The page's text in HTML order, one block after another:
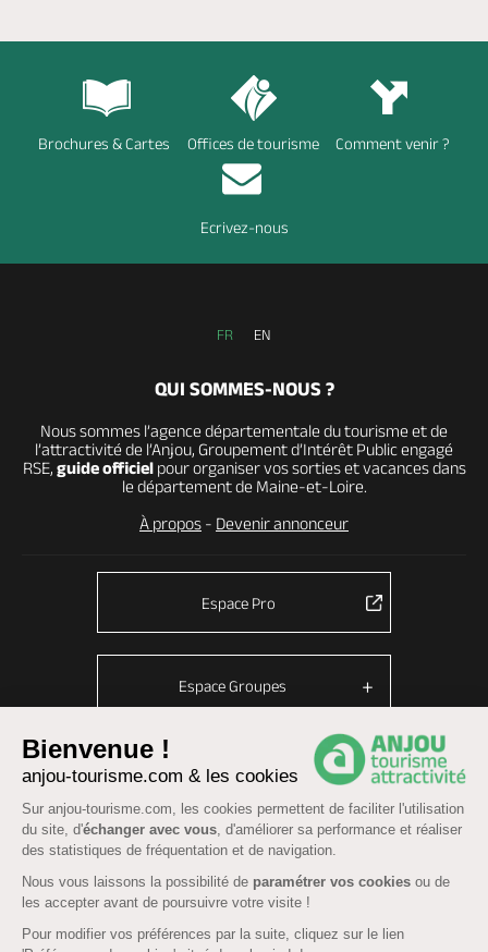
Bienvenue !
anjou-tourisme.com & les cookies
Sur anjou-tourisme.com, les cookies permettent de faciliter l'utilisation
du site, d'échanger avec vous, d'améliorer sa performance et réaliser
des statistiques de fréquentation et de navigation.
Nous vous laissons la possibilité de paramétrer vos cookies ou de
les accepter avant de poursuivre votre visite !
Pour modifier vos préférences par la suite, cliquez sur le lien
Brochures & Cartes Offices de tourisme Comment venir ?
Ecrivez-nous
FR EN
QUI SOMMES-NOUS ?
Nous sommes l’agence départementale du tourisme et de
l’attractivité de l’Anjou, Groupement d’Intérêt Public engagé
RSE, guide officielpour organiser vos sorties et vacances dans
le département de Maine-et-Loire.
À propos - Devenir annonceur
Espace Pro
Espace Groupes
© Anjou tourisme 2026 -Plan du site-Fonctionnement du site
Mentions légales Données personnelles
CGU Réservation-Accessibilité : partiellement conforme